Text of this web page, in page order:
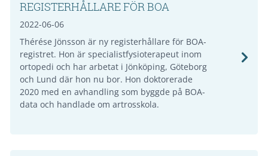
REGISTERHÅLLARE FÖR BOA
2022-06-06
Thérése Jönsson är ny registerhållare för BOA-
registret. Hon är specialistfysioterapeut inom
ortopedi och har arbetat i Jönköping, Göteborg
och Lund där hon nu bor. Hon doktorerade
2020 med en avhandling som byggde på BOA-
data och handlade om artrosskola.